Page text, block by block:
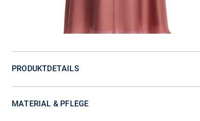
PRODUKTDETAILS
MATERIAL & PFLEGE